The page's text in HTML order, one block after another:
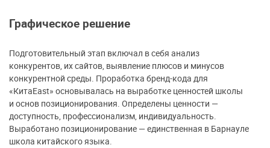
Графическое решение
Подготовительный этап включал в себя анализ
конкурентов, их сайтов, выявление плюсов и минусов
конкурентной среды. Проработка бренд-кода для
«КитаEast» основывалась на выработке ценностей школы
и основ позиционирования. Определены ценности —
доступность, профессионализм, индивидуальность.
Выработано позиционирование — единственная в Барнауле
школа китайского языка.